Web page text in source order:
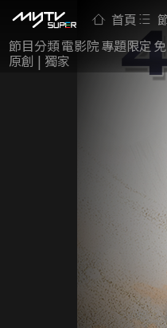
首頁
節目分類電影院專題限定
原創 | 獨家